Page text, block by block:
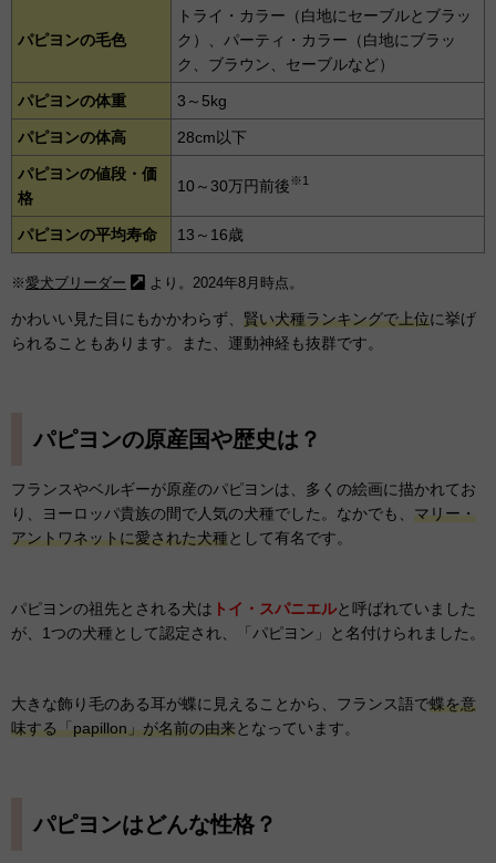
パピヨンの毛色
トライ・カラー（白地にセーブルとブラッ
ク）、パーティ・カラー（白地にブラッ
ク、ブラウン、セーブルなど）
パピヨンの体重 3～5kg
パピヨンの体高 28cm以下
パピヨンの値段・価
格
10～30万円前後 ※1
パピヨンの平均寿命 13～16歳
※愛犬ブリーダー より。2024年8月時点。
かわいい見た目にもかかわらず、 賢い犬種ランキングで上位に挙げ
られることもあります。また、運動神経も抜群です。
パピヨンの原産国や歴史は？
フランスやベルギーが原産のパピヨンは、多くの絵画に描かれてお
り、ヨーロッパ貴族の間で人気の犬種でした。なかでも、 マリー・
アントワネットに愛された犬種として有名です。
パピヨンの祖先とされる犬は トイ・スパニエルと呼ばれていました
が、1つの犬種として認定され、「パピヨン」と名付けられました。
大きな飾り毛のある耳が蝶に見えることから、フランス語で蝶を意
味する「papillon」が名前の由来となっています。
パピヨンはどんな性格？